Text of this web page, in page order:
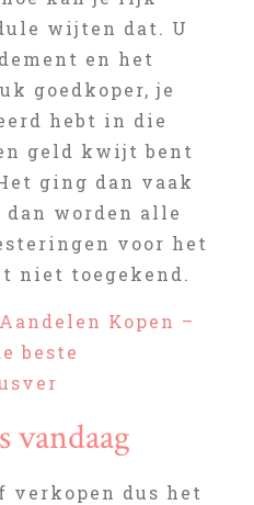
wijten dat. U
en het
goedkoper, je
hebt in die
geld kwijt bent
ging dan vaak
worden alle
voor het
niet toegekend.
Kopen –
beste
vandaag
verkopen dus het